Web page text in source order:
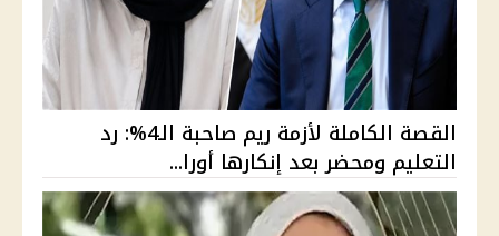
القصة الكاملة لأزمة ريم صاحبة الـ4%: رد
التعليم ومحضر بعد إنكارها أورا...